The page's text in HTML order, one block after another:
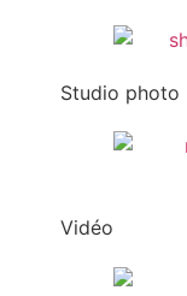
Studio photo
Vidéo